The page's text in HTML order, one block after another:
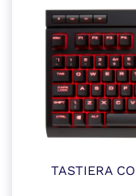
TASTIERA